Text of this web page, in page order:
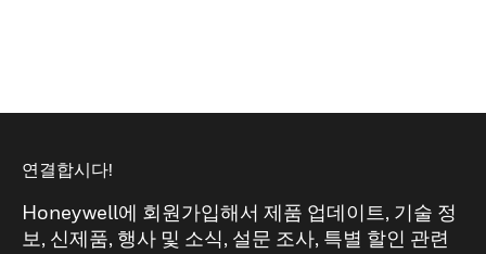
연결합시다!
Honeywell에 회원가입해서 제품 업데이트, 기술 정
보, 신제품, 행사 및 소식, 설문 조사, 특별 할인 관련